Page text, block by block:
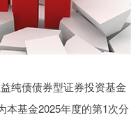
纯债债券型证券投资基金
本基金2025年度的第1次分